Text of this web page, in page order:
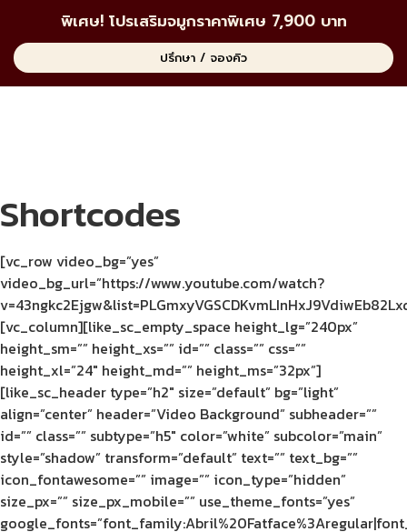
พิเศษ! โปรเสริมจมูกราคาพิเศษ 7,900 บาท
ปรึกษา / จองคิว
Shortcodes
[vc_row video_bg=”yes”
video_bg_url=”https://www.youtube.com/watch?
[vc_column][like_sc_empty_space height_lg=”240px”
height_sm=”” height_xs=”” id=”” class=”” css=””
height_xl=”24″ height_md=”” height_ms=”32px”]
[like_sc_header type=”h2″ size=”default” bg=”light”
align=”center” header=”Video Background” subheader=””
id=”” class=”” subtype=”h5″ color=”white” subcolor=”main”
style=”shadow” transform=”default” text=”” text_bg=””
icon_fontawesome=”” image=”” icon_type=”hidden”
size_px=”” size_px_mobile=”” use_theme_fonts=”yes”